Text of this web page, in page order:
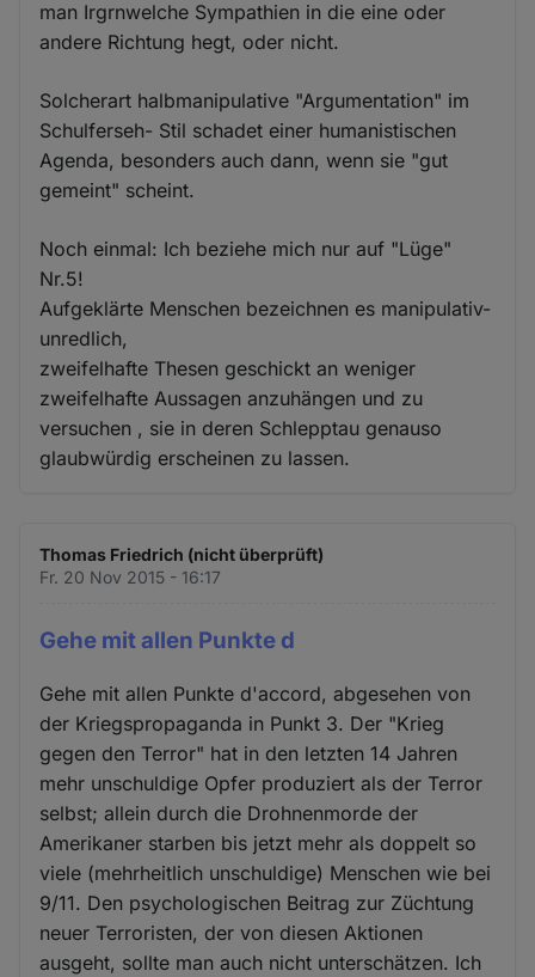
man Irgrnwelche Sympathien in die eine oder
andere Richtung hegt, oder nicht.
Solcherart halbmanipulative "Argumentation" im
Schulferseh- Stil schadet einer humanistischen
Agenda, besonders auch dann, wenn sie "gut
gemeint" scheint.
Noch einmal: Ich beziehe mich nur auf "Lüge"
Nr.5!
Aufgeklärte Menschen bezeichnen es manipulativ-
unredlich,
zweifelhafte Thesen geschickt an weniger
zweifelhafte Aussagen anzuhängen und zu
versuchen , sie in deren Schlepptau genauso
glaubwürdig erscheinen zu lassen.
Thomas Friedrich (nicht überprüft)
Fr. 20 Nov 2015 - 16:17
Gehe mit allen Punkte d
Gehe mit allen Punkte d'accord, abgesehen von
der Kriegspropaganda in Punkt 3. Der "Krieg
gegen den Terror" hat in den letzten 14 Jahren
mehr unschuldige Opfer produziert als der Terror
selbst; allein durch die Drohnenmorde der
Amerikaner starben bis jetzt mehr als doppelt so
viele (mehrheitlich unschuldige) Menschen wie bei
9/11. Den psychologischen Beitrag zur Züchtung
neuer Terroristen, der von diesen Aktionen
ausgeht, sollte man auch nicht unterschätzen. Ich